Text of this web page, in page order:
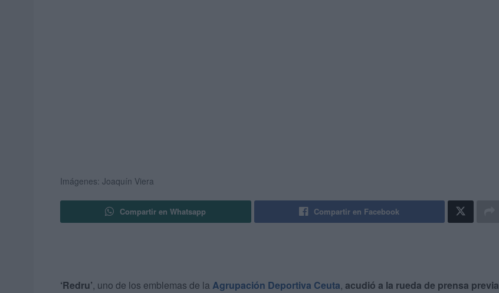
Imágenes: Joaquín Viera
Compartir en Whatsapp Compartir en Facebook
‘Redru’, uno de los emblemas de la Agrupación Deportiva Ceuta, acudió a la rueda de prensa previa